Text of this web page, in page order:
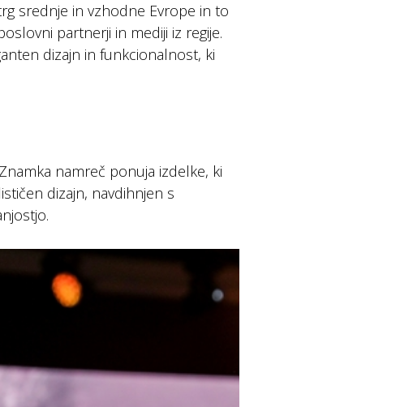
srednje in vzhodne Evrope in to
partnerji in mediji iz regije.
dizajn in funkcionalnost, ki
namreč ponuja izdelke, ki
dizajn, navdihnjen s